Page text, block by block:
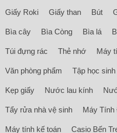
Giấy Roki Giấy than Bút
Bìa cây Bìa Còng Bìa lá
Túi đựng rác Thẻ nhớ Máy
Văn phòng phẩm Tập học sinh
Kẹp giấy Nước lau kính
Tẩy rửa nhà vệ sinh Máy Tính
Máy tính kế toán Casio Bến